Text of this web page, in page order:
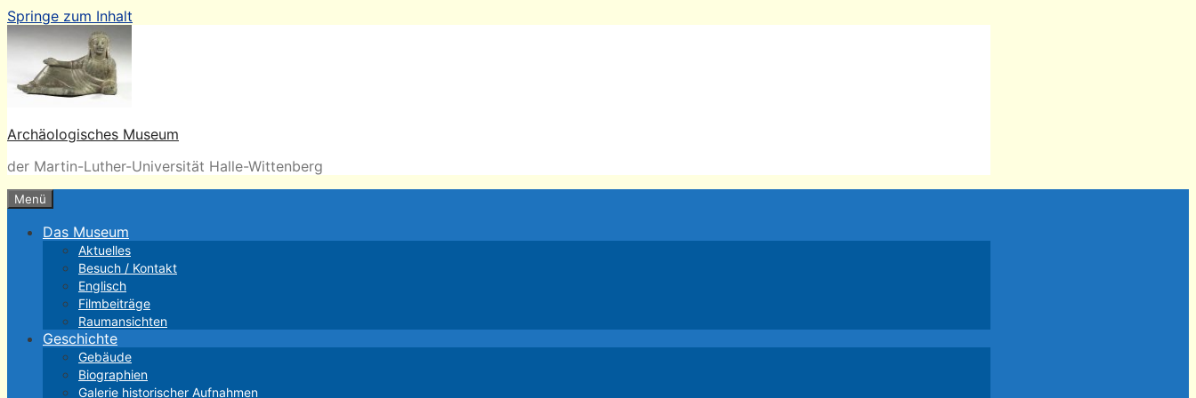
Springe zum Inhalt
Archäologisches Museum
der Martin-Luther-Universität Halle-Wittenberg
Menü
Das Museum
Aktuelles
Besuch / Kontakt
Englisch
Filmbeiträge
Raumansichten
Geschichte
Gebäude
Biographien
Galerie historischer Aufnahmen